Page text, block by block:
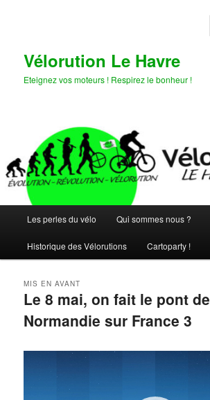
Vélorution Le Havre
Eteignez vos moteurs ! Respirez le bonheur !
principal
Les perles du vélo Qui sommes nous ?
Historique des Vélorutions Cartoparty !
Le 8 mai, on fait le pont de
Normandie sur France 3
MIS EN AVANT